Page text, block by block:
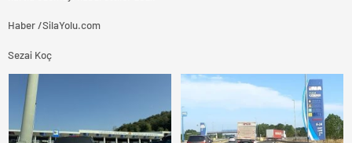
Haber /SilaYolu.com
Sezai Koç